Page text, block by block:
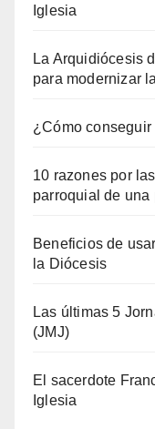
Iglesia
La Arquidiócesis
para modernizar
¿Cómo
10 razones por
parroquial de
Beneficios de
la Diócesis
Las últimas 5
(JMJ)
El sacerdote
Iglesia